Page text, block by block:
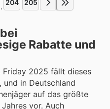
204 205
Rabatte und
2025 fällt dieses
und in Deutschland
auf das größte
vor. Auch